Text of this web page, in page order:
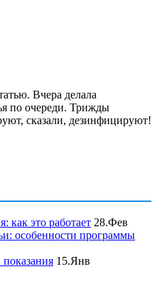
Вчера делала
по очереди. Трижды
сказали, дезинфицируют!
как это работает 28.Фев
особенности программы
15.Янв